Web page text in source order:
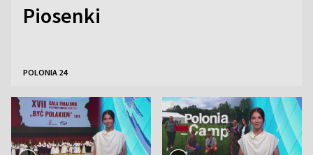
Piosenki
POLONIA 24